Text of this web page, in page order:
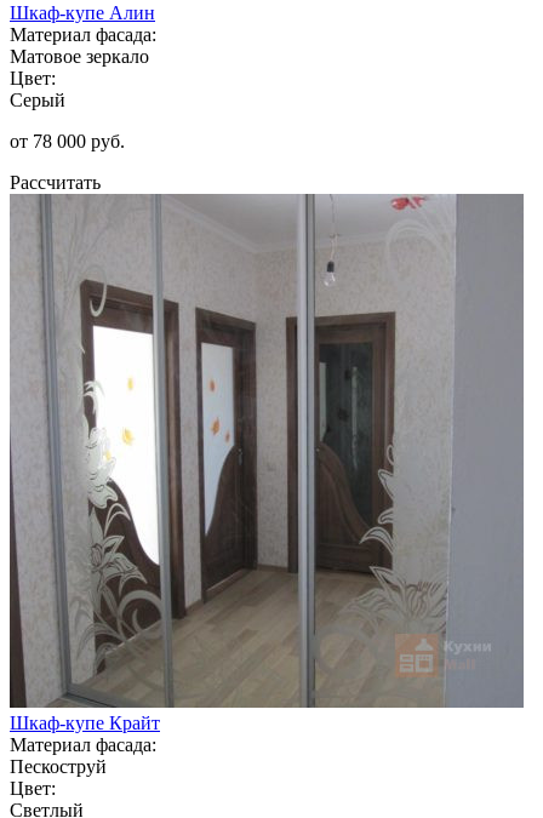
Шкаф-купе Алин
Материал фасада:
Матовое зеркало
Цвет:
Серый
от 78 000 руб.
Рассчитать
Шкаф-купе Крайт
Материал фасада:
Пескоструй
Цвет:
Светлый